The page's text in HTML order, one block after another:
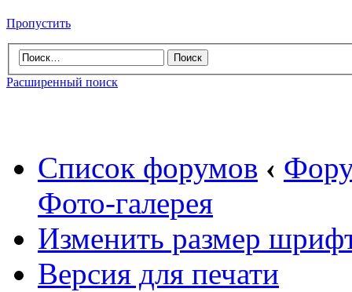
Пропустить
Расширенный поиск
Список форумов ‹
Фото-галерея
Изменить размер
Версия для печати